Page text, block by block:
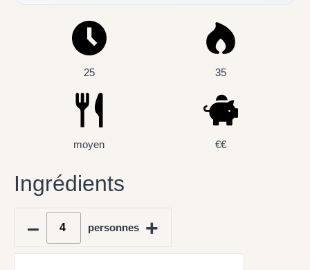
25 35
moyen €€
Ingrédients
–
personnes +